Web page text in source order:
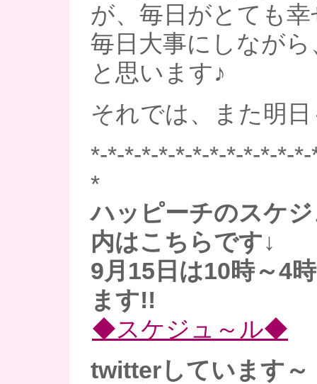
が、毎日がとても
毎日大事にしなが
と思います♪
それでは、また明日
*-*-*-*-*-*-*-*-*-*-*-*-
*
ハッピーチのスケ
内はこちらです↓
9月15日は10時～4
ます!!
◆スケジュ～ル◆
twitterしています～